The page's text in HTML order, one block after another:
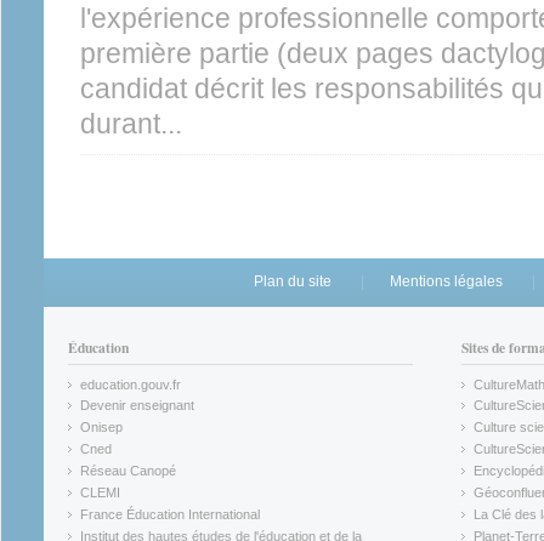
l'expérience professionnelle
première partie (deux pages
candidat décrit les responsabilités
durant...
Plan du site Mentions légales
Éducation
education.gouv.fr
(link is external)
Devenir enseignant
(link is external)
Onisep
(link is external)
Cned
(link is external)
Réseau Canopé
(link is external)
CLEMI
(link is external)
France Éducation International
(link is external)
Institut des hautes études de l'éducation et de la
Sites de
CultureMath
(link is
(link is
Culture
(link is
(link is
(link is
La Clé des
(link is
Planet-